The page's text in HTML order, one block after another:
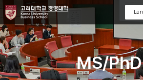
MS/PhD